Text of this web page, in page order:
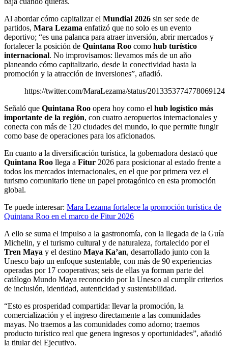
Al abordar cómo capitalizar el Mundial 2026 sin ser sede de
partidos, Mara Lezama enfatizó que no solo es un evento
deportivo; “es una palanca para atraer inversión, abrir mercados y
fortalecer la posición de Quintana Roo como hub turístico
internacional. No improvisamos: llevamos más de un año
planeando cómo capitalizarlo, desde la conectividad hasta la
promoción y la atracción de inversiones”, añadió.
https://twitter.com/MaraLezama/status/2013353774778069124
Señaló que Quintana Roo opera hoy como el hub logístico más
importante de la región, con cuatro aeropuertos internacionales y
conecta con más de 120 ciudades del mundo, lo que permite fungir
como base de operaciones para los aficionados.
En cuanto a la diversificación turística, la gobernadora destacó que
Quintana Roo llega a Fitur 2026 para posicionar al estado frente a
todos los mercados internacionales, en el que por primera vez el
turismo comunitario tiene un papel protagónico en esta promoción
global.
Te puede interesar: Mara Lezama fortalece la promoción turística de
Quintana Roo en el marco de Fitur 2026
A ello se suma el impulso a la gastronomía, con la llegada de la Guía
Michelin, y el turismo cultural y de naturaleza, fortalecido por el
Tren Maya y el destino Maya Ka’an, desarrollado junto con la
Unesco bajo un enfoque sustentable, con más de 90 experiencias
operadas por 17 cooperativas; seis de ellas ya forman parte del
catálogo Mundo Maya reconocido por la Unesco al cumplir criterios
de inclusión, identidad, autenticidad y sustentabilidad.
“Esto es prosperidad compartida: llevar la promoción, la
comercialización y el ingreso directamente a las comunidades
mayas. No traemos a las comunidades como adorno; traemos
producto turístico real que genera ingresos y oportunidades”, añadió
la titular del Ejecutivo.